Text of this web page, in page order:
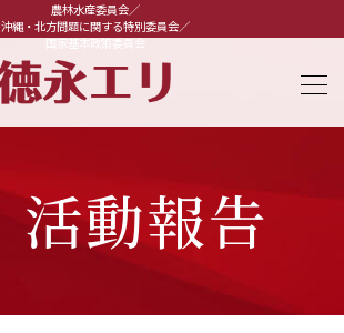
農林水産委員会／
沖縄・北方問題に関する特別委員会／
国家基本政策委員会
活動報告